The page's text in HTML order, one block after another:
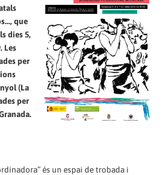
que
dies 5,
Les
per
(La
per
és un espai de trobada i